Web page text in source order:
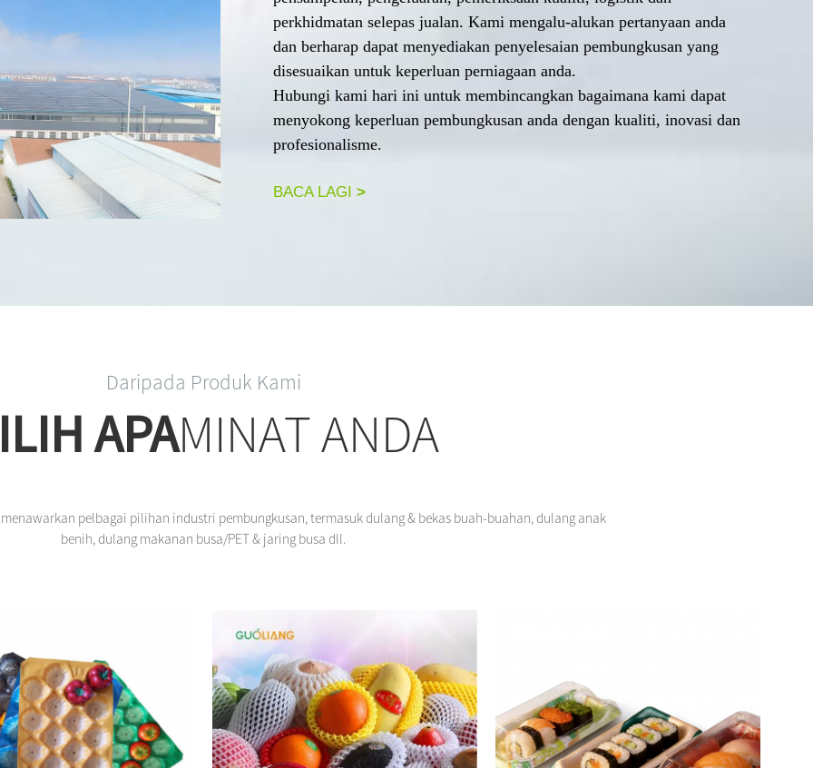
perkhidmatan selepas jualan. Kami mengalu-alukan pertanyaan anda
dan berharap dapat menyediakan penyelesaian pembungkusan yang
disesuaikan untuk keperluan perniagaan anda.
Hubungi kami hari ini untuk membincangkan bagaimana kami dapat
menyokong keperluan pembungkusan anda dengan kualiti, inovasi dan
profesionalisme.
BACA LAGI >
Daripada Produk Kami
APAMINAT ANDA
pelbagai pilihan industri pembungkusan, termasuk dulang & bekas buah-buahan, dulang anak
benih, dulang makanan busa/PET & jaring busa dll.